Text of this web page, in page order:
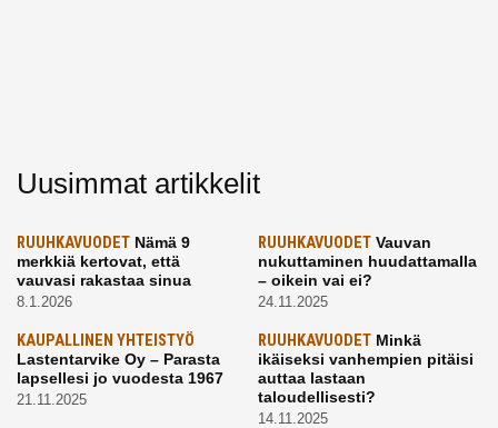
Uusimmat artikkelit
RUUHKAVUODET Nämä 9
merkkiä kertovat, että
vauvasi rakastaa sinua
8.1.2026
RUUHKAVUODETVauvan
nukuttaminen huudattamalla
– oikein vai ei?
24.11.2025
KAUPALLINEN YHTEISTYÖ
Lastentarvike Oy – Parasta
lapsellesi jo vuodesta 1967
21.11.2025
RUUHKAVUODETMinkä
ikäiseksi vanhempien pitäisi
auttaa lastaan
taloudellisesti?
14.11.2025